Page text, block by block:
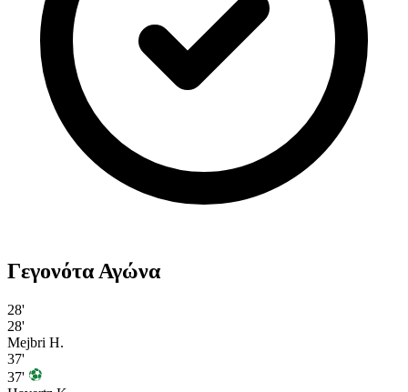
Γεγονότα Αγώνα
28'
28'
Mejbri H.
37'
37'